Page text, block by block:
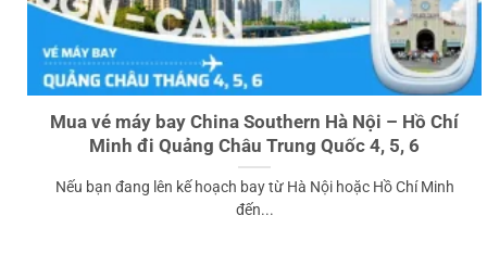
Mua vé máy bay China Southern Hà Nội – Hồ Chí
Minh đi Quảng Châu Trung Quốc 4, 5, 6
Nếu bạn đang lên kế hoạch bay từ Hà Nội hoặc Hồ Chí Minh
đến...